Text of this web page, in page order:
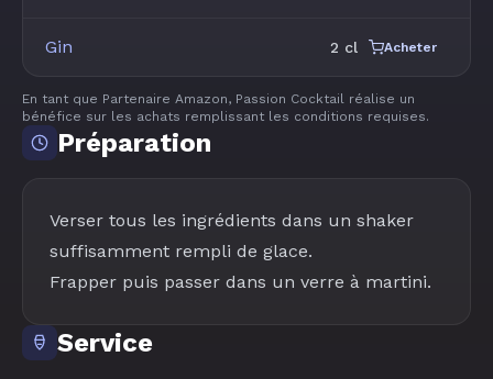
Gin 2 cl Acheter
En tant que Partenaire Amazon, Passion Cocktail réalise un
bénéfice sur les achats remplissant les conditions requises.
Préparation
Verser tous les ingrédients dans un shaker
suffisamment rempli de glace.
Frapper puis passer dans un verre à martini.
Service